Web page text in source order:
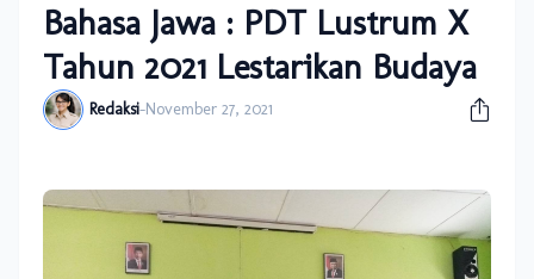
Bahasa Jawa : PDT Lustrum X
Tahun 2021 Lestarikan Budaya
Redaksi-November 27, 2021